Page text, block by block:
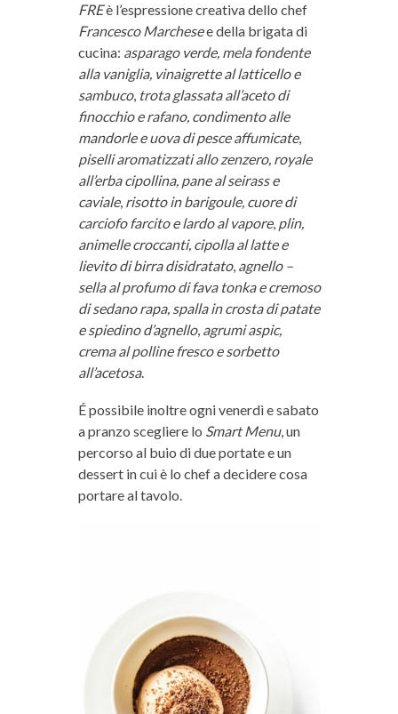
FREè l’espressione creativa dello chef
Francesco Marchesee della brigata di
cucina: asparago verde, mela fondente
alla vaniglia, vinaigrette al latticello e
sambuco, trota glassata all’aceto di
finocchio e rafano, condimento alle
mandorle e uova di pesce affumicate,
piselli aromatizzati allo zenzero, royale
all’erba cipollina, pane al seirass e
caviale, risotto in barigoule, cuore di
carciofo farcito e lardo al vapore, plin,
animelle croccanti, cipolla al latte e
lievito di birra disidratato, agnello –
sella al profumo di fava tonka e cremoso
di sedano rapa, spalla in crosta di patate
e spiedino d’agnello, agrumi aspic,
crema al polline fresco e sorbetto
all’acetosa.
É possibile inoltre ogni venerdì e sabato
a pranzo scegliere lo Smart Menu, un
percorso al buio di due portate e un
dessert in cui è lo chef a decidere cosa
portare al tavolo.